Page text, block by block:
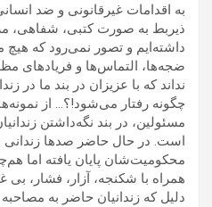
به اقدامات غیرقانونی و ضد
ذیربط به صورت کتبی، شفاهی،
داشته‌ایم و تصور نمی‌رود که
ضجه‌ها، التماس‌ها و فریادهای
نداند که با عزیزان در بند ما در
چگونه رفتار می‌شود!؟… از
مسئولین، در بند نگه‌داشتن
است. در حال حاضر صدها
محکومیت‌شان پایان یافته اما
همراه با شکنجه، آزار، فشار، بی
دلیل که زندانیان حاضر به